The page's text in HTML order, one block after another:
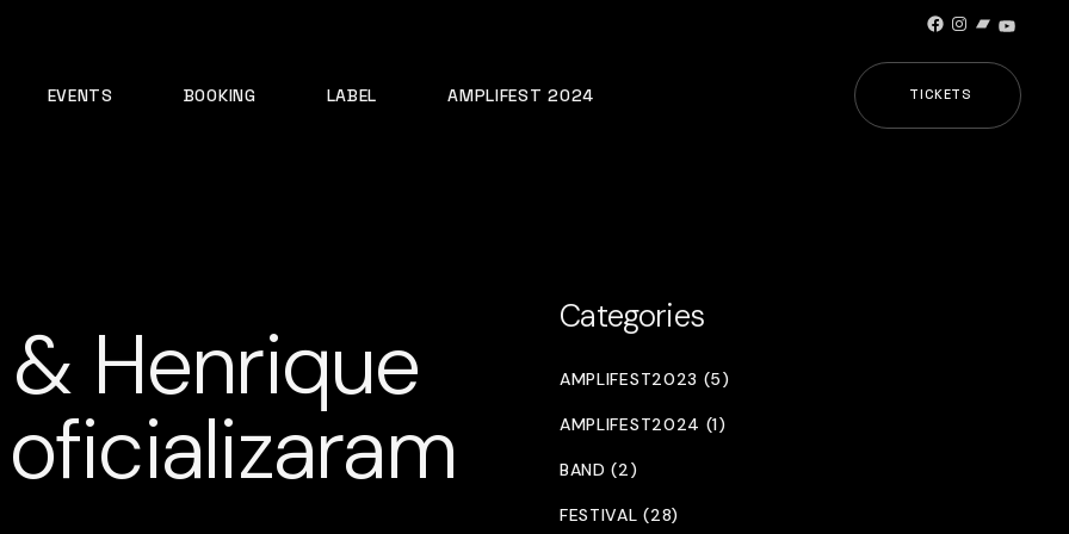
Facebook
Instagram
Bandcamp
EVENTS BOOKING LABEL AMPLIFEST 2024 TICKETS
Henrique Categories
AMPLIFEST2023 (5)
AMPLIFEST2024 (1)
BAND (2)
FESTIVAL (28)